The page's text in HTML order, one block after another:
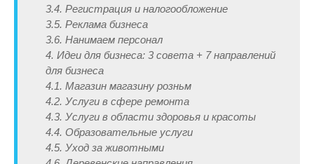
3.4. Регистрация и налогообложение
3.5. Реклама бизнеса
3.6. Нанимаем персонал
4. Идеи для бизнеса: 3 совета + 7 направлений
для бизнеса
4.1. Магазин магазину розньм
4.2. Услуги в сфере ремонта
4.3. Услуги в области здоровья и красоты
4.4. Образовательные услуги
4.5. Уход за животными